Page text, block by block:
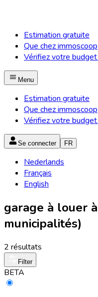
Estimation gratuite
Que chez immoscoop
Vérifiez votre
Menu
Estimation gratuite
Que chez immoscoop
Vérifiez votre
Se connecter FR
Nederlands
Français
English
garage à louer
municipalités)
2 résultats
Filter
BETA